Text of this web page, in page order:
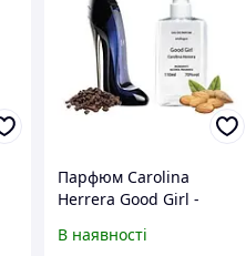
Парфюм Carolina
Herrera Good Girl -
В наявності